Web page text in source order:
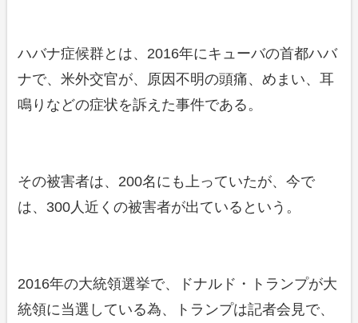
ハバナ症候群とは、2016年にキューバの首都ハバ
ナで、米外交官が、原因不明の頭痛、めまい、耳
鳴りなどの症状を訴えた事件である。
その被害者は、200名にも上っていたが、今で
は、300人近くの被害者が出ているという。
2016年の大統領選挙で、ドナルド・トランプが大
統領に当選している為、トランプは記者会見で、